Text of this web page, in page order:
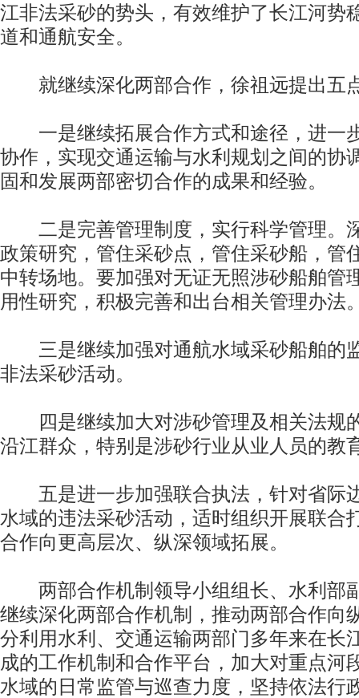
江非法采砂的势头，有效维护了长江河势
道和通航安全。
就继续深化两部合作，徐祖远提出五
一是继续拓展合作方式和途径，进一
协作，实现交通运输与水利规划之间的协
固和发展两部密切合作的成果和经验。
二是完善管理制度，实行科学管理。
政策研究，管住采砂点，管住采砂船，管
中转场地。要加强对无证无照涉砂船舶管
用性研究，积极完善和出台相关管理办法
三是继续加强对通航水域采砂船舶的
非法采砂活动。
四是继续加大对涉砂管理及相关法规
沿江群众，特别是涉砂行业从业人员的教
五是进一步加强联合执法，针对省际
水域的违法采砂活动，适时组织开展联合
合作向更高层次、纵深领域拓展。
两部合作机制领导小组组长、水利部
继续深化两部合作机制，推动两部合作向
分利用水利、交通运输两部门多年来在长
成的工作机制和合作平台，加大对重点河
水域的日常监管与巡查力度，坚持依法行